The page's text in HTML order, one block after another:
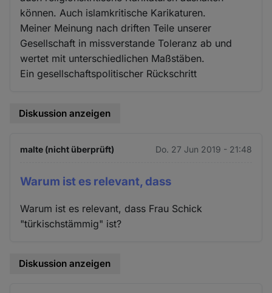
können. Auch islamkritische Karikaturen.
Meiner Meinung nach driften Teile unserer
Gesellschaft in missverstande Toleranz ab und
wertet mit unterschiedlichen Maßstäben.
Ein gesellschaftspolitischer Rückschritt
Diskussion anzeigen
malte (nicht überprüft) Do. 27 Jun 2019 - 21:48
Warum ist es relevant, dass
Warum ist es relevant, dass Frau Schick
"türkischstämmig" ist?
Diskussion anzeigen